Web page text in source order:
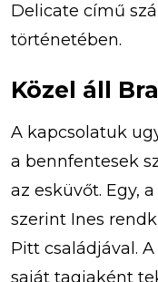
Delicate című
történetében.
Közel áll
A kapcsolatuk
a bennfentesek
az esküvőt. Egy,
szerint Ines
Pitt családjával.
saját tagjaként